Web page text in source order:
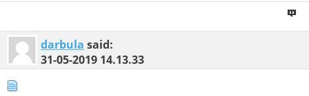
darbula said:
31-05-2019 14.13.33